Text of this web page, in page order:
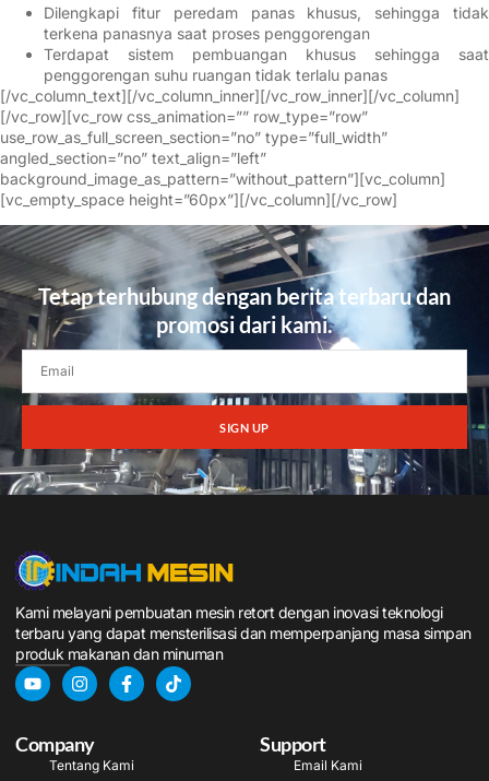
Dilengkapi fitur peredam panas khusus, sehingga tidak
terkena panasnya saat proses penggorengan
Terdapat sistem pembuangan khusus sehingga saat
penggorengan suhu ruangan tidak terlalu panas
[/vc_column_text][/vc_column_inner][/vc_row_inner][/vc_column]
[/vc_row][vc_row css_animation=”” row_type=”row”
use_row_as_full_screen_section=”no” type=”full_width”
angled_section=”no” text_align=”left”
background_image_as_pattern=”without_pattern”][vc_column]
[vc_empty_space height=”60px”][/vc_column][/vc_row]
Tetap terhubung dengan berita terbaru dan
promosi dari kami.
SIGN UP
Kami melayani pembuatan mesin retort dengan inovasi teknologi
terbaru yang dapat mensterilisasi dan memperpanjang masa simpan
produk makanan dan minuman
Company
Tentang Kami
Support
Email Kami